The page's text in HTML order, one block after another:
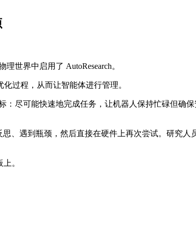
世界中启用了 AutoResearch。
过程，从而让智能体进行管理。
：尽可能快速地完成任务，让机器人保持忙碌但确
、遇到瓶颈，然后直接在硬件上再次尝试。研究人
。